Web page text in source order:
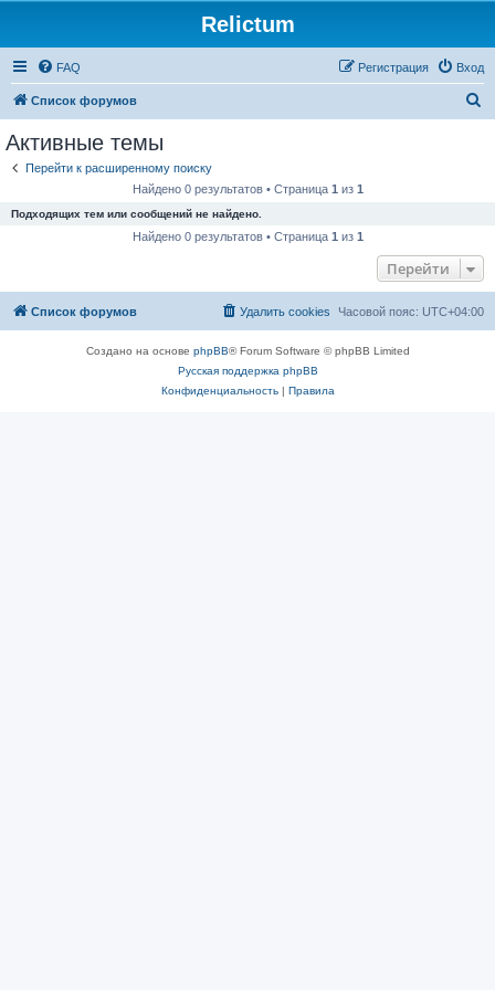
Relictum
FAQ Вход
Регистрация
Список форумов
Активные темы
Перейти к расширенному поиску
Найдено 0 результатов • Страница 1 из 1
Подходящих тем или сообщений не найдено.
Найдено 0 результатов • Страница 1 из 1
Перейти
Список форумов Часовой пояс: UTC+04:00
Удалить cookies
Создано на основе phpBB® Forum Software © phpBB Limited
Русская поддержка phpBB
Конфиденциальность| Правила